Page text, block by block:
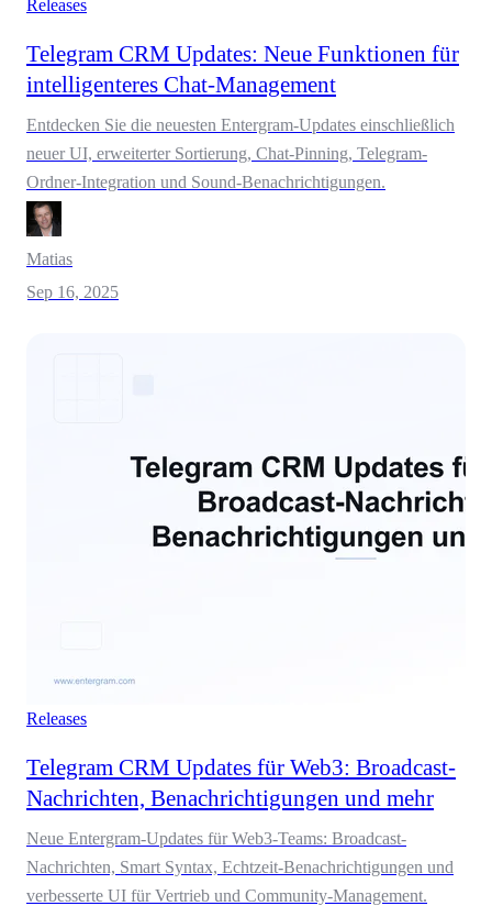
Releases
Telegram CRM Updates: Neue Funktionen für
intelligenteres Chat-Management
Entdecken Sie die neuesten Entergram-Updates einschließlich
neuer UI, erweiterter Sortierung, Chat-Pinning, Telegram-
Ordner-Integration und Sound-Benachrichtigungen.
Matias
Sep 16, 2025
Releases
Telegram CRM Updates für Web3: Broadcast-
Nachrichten, Benachrichtigungen und mehr
Neue Entergram-Updates für Web3-Teams: Broadcast-
Nachrichten, Smart Syntax, Echtzeit-Benachrichtigungen und
verbesserte UI für Vertrieb und Community-Management.